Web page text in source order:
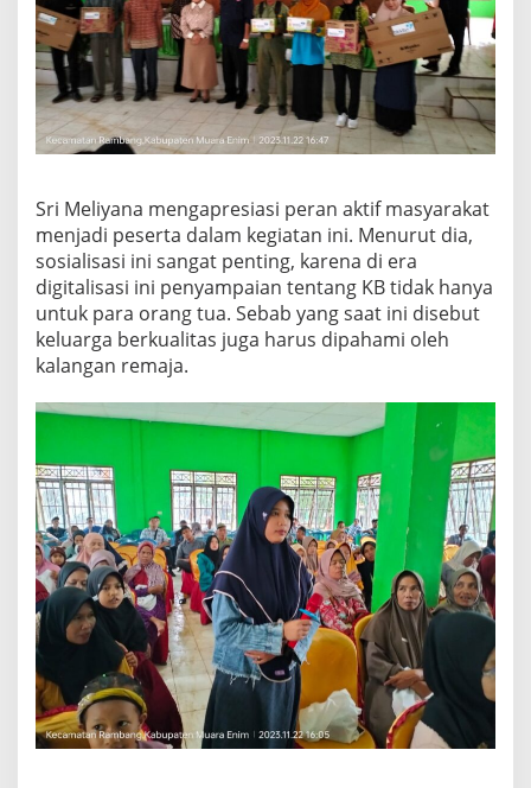
Sri Meliyana mengapresiasi peran aktif masyarakat
menjadi peserta dalam kegiatan ini. Menurut dia,
sosialisasi ini sangat penting, karena di era
digitalisasi ini penyampaian tentang KB tidak hanya
untuk para orang tua. Sebab yang saat ini disebut
keluarga berkualitas juga harus dipahami oleh
kalangan remaja.